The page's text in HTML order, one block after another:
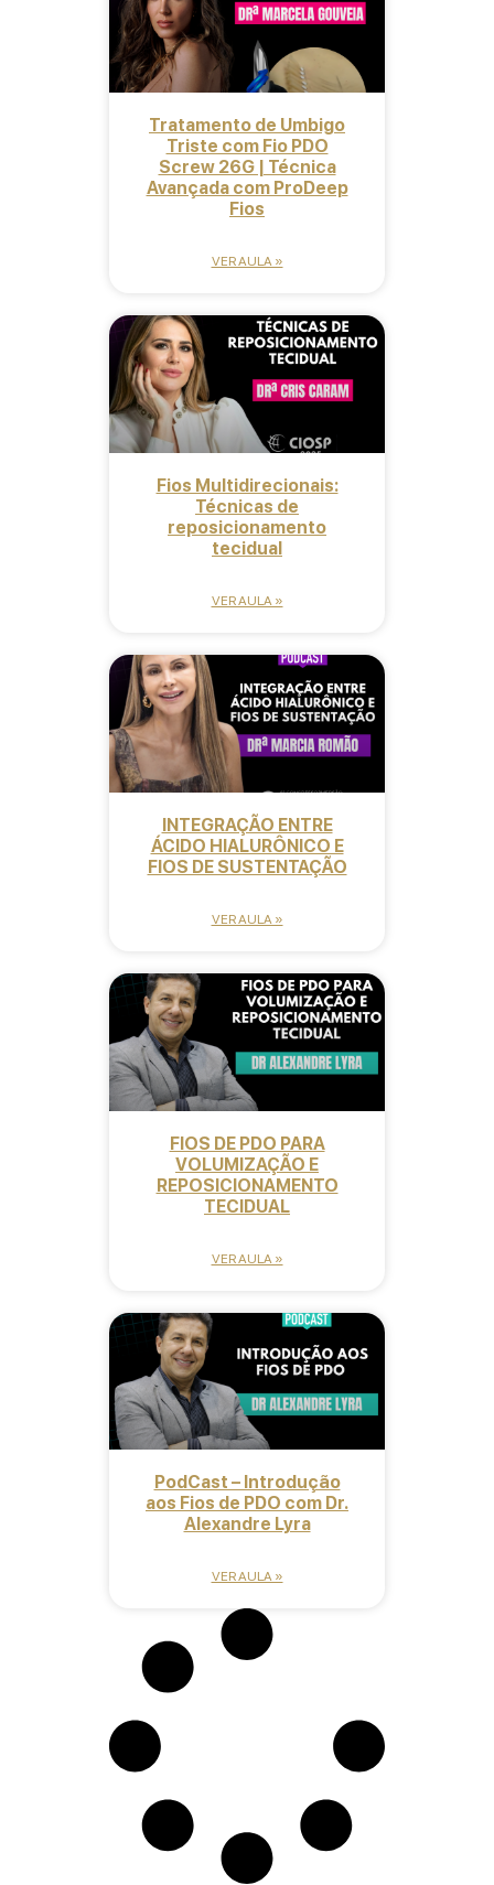
Tratamento de Umbigo
Triste com Fio PDO
Screw 26G | Técnica
Avançada com ProDeep
Fios
VER AULA »
Fios Multidirecionais:
Técnicas de
reposicionamento
tecidual
VER AULA »
INTEGRAÇÃO ENTRE
ÁCIDO HIALURÔNICO E
FIOS DE SUSTENTAÇÃO
VER AULA »
FIOS DE PDO PARA
VOLUMIZAÇÃO E
REPOSICIONAMENTO
TECIDUAL
VER AULA »
PodCast – Introdução
aos Fios de PDO com Dr.
Alexandre Lyra
VER AULA »